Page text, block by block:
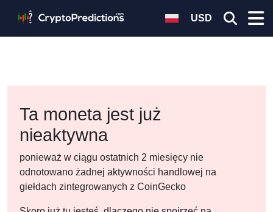
USD
Ta moneta jest już
nieaktywna
ponieważ w ciągu ostatnich 2 miesięcy nie
odnotowano żadnej aktywności handlowej na
giełdach zintegrowanych z CoinGecko